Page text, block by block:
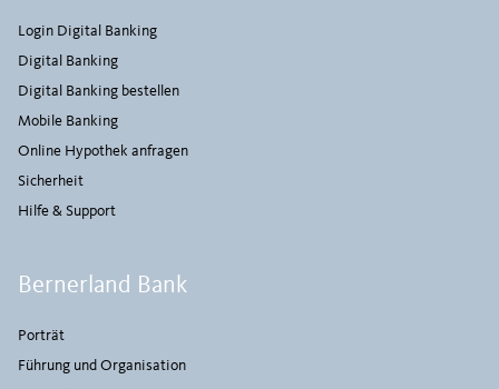
Login Digital Banking
Digital Banking
Digital Banking bestellen
Mobile Banking
Online Hypothek anfragen
Sicherheit
Hilfe & Support
Bernerland Bank
Porträt
Führung und Organisation